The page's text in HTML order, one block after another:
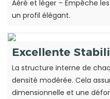
Aéré et léger – Empêche
un profil élégant.
Excellente
La structure interne de
densité modérée. Cela
dimensionnelle et une